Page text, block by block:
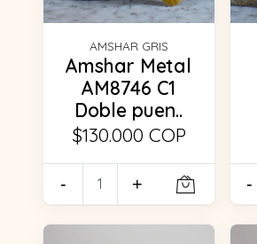
AMSHAR GRIS
Amshar Metal
AM8746 C1
Doble puen..
$130.000 COP
- + -